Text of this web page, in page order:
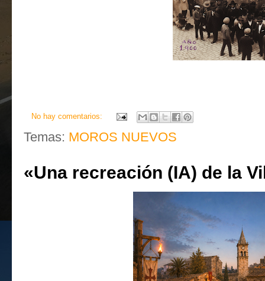
No hay comentarios:
Temas: MOROS NUEVOS
«Una recreación (IA) de la